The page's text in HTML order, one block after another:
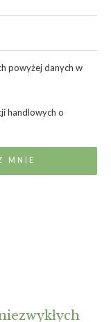
powyżej danych w
handlowych o
MNIE